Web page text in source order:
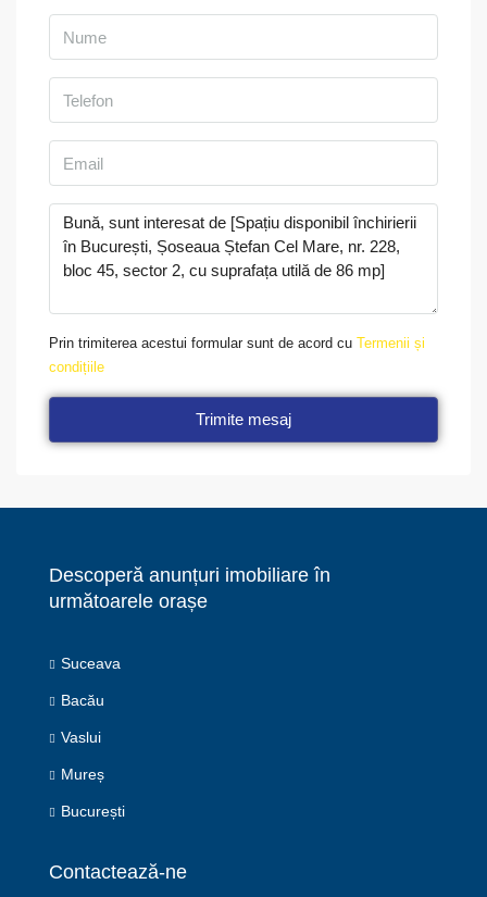
Prin trimiterea acestui formular sunt de acord cu Termenii și
condițiile
Trimite mesaj
Descoperă anunțuri imobiliare în
următoarele orașe
Suceava
Bacău
Vaslui
Mureș
București
Contactează-ne